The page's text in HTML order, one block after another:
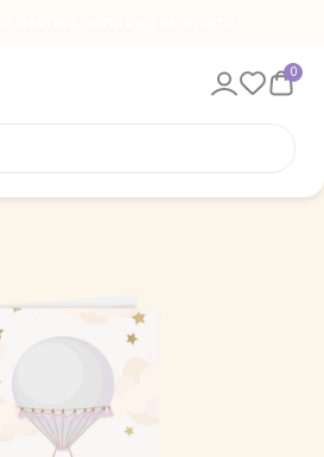
0